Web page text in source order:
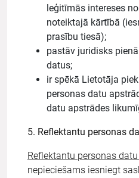
leģitīmās intereses
noteiktajā kārtībā
prasību tiesā);
pastāv juridisks
datus;
ir spēkā Lietotāja
personas datu
datu apstrādes
5. Reflektantu personas
Reflektantu personas
nepieciešams iesniegt